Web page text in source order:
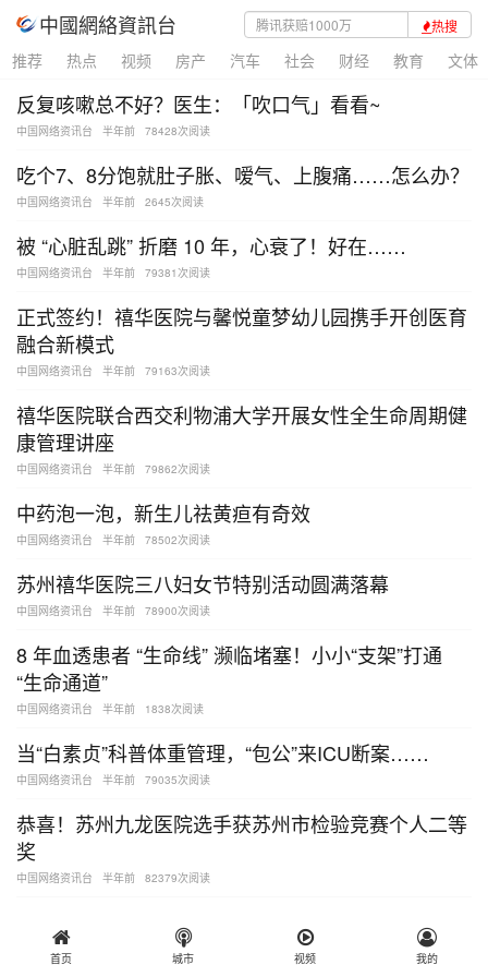
中國網絡資訊台 热搜
推荐 热点 视频 房产 汽车 社会 财经 教育 文体
反复咳嗽总不好？医生：「吹口气」看看~
中国网络资讯台 半年前 78428次阅读
吃个7、8分饱就肚子胀、嗳气、上腹痛……怎么办？
中国网络资讯台 半年前 2645次阅读
被 “心脏乱跳” 折磨 10 年，心衰了！好在……
中国网络资讯台 半年前 79381次阅读
正式签约！禧华医院与馨悦童梦幼儿园携手开创医育
融合新模式
中国网络资讯台 半年前 79163次阅读
禧华医院联合西交利物浦大学开展女性全生命周期健
康管理讲座
中国网络资讯台 半年前 79862次阅读
中药泡一泡，新生儿祛黄疸有奇效
中国网络资讯台 半年前 78502次阅读
苏州禧华医院三八妇女节特别活动圆满落幕
中国网络资讯台 半年前 78900次阅读
8 年血透患者 “生命线” 濒临堵塞！小小“支架”打通
“生命通道”
中国网络资讯台 半年前 1838次阅读
当“白素贞”科普体重管理，“包公”来ICU断案……
中国网络资讯台 半年前 79035次阅读
恭喜！苏州九龙医院选手获苏州市检验竞赛个人二等
奖
中国网络资讯台 半年前 82379次阅读
首页 城市 视频 我的